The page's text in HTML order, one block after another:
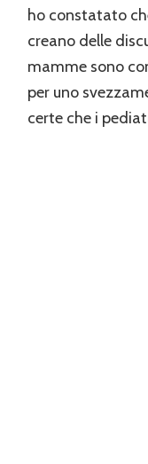
buon
senso
ho constatato
creano delle
mamme sono
per uno
certe che i